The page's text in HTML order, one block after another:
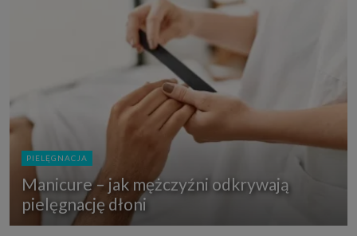
PIELĘGNACJA
Manicure – jak mężczyźni odkrywają
pielęgnację dłoni